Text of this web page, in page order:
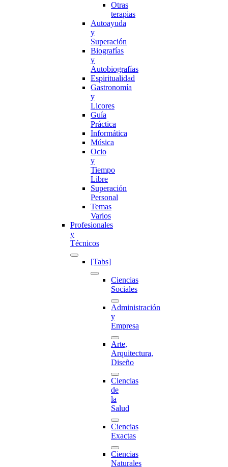
Otras
terapias
Autoayuda
y
Superación
Biografías
y
Autobiografías
Espiritualidad
Gastronomía
y
Licores
Guía
Práctica
Informática
Música
Ocio
y
Tiempo
Libre
Superación
Personal
Temas
Varios
Profesionales
y
Técnicos
[Tabs]
Ciencias
Sociales
Administración
y
Empresa
Arte,
Arquitectura,
Diseño
Ciencias
de
la
Salud
Ciencias
Exactas
Ciencias
Naturales